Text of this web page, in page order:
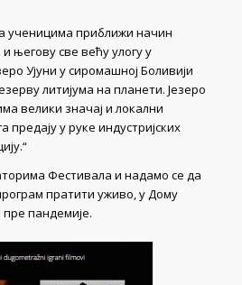
ученицима приближи начин
његову све већу улогу у
Ујуни у сиромашној Боливији
литијума на планети. Језеро
велики значај и локални
предају у руке индустријских
Фестивала и надамо се да
пратити уживо, у Дому
пандемије.